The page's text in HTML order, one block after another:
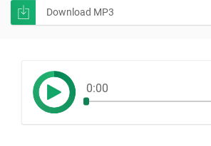
Download MP3
0:00